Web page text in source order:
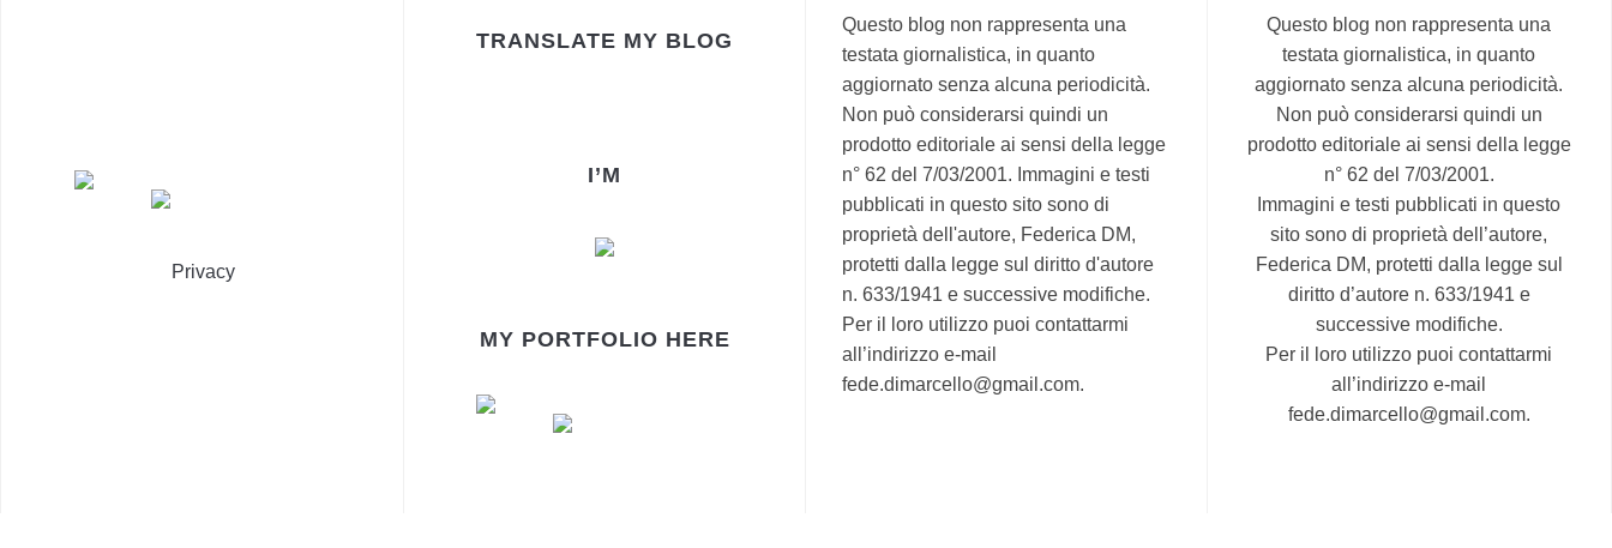
Privacy
TRANSLATE MY BLOG
I’M
MY PORTFOLIO HERE
Questo blog non rappresenta una
testata giornalistica, in quanto
aggiornato senza alcuna periodicità.
Non può considerarsi quindi un
prodotto editoriale ai sensi della legge
n° 62 del 7/03/2001. Immagini e testi
pubblicati in questo sito sono di
proprietà dell'autore, Federica DM,
protetti dalla legge sul diritto d'autore
n. 633/1941 e successive modifiche.
Per il loro utilizzo puoi contattarmi
all’indirizzo e-mail
fede.dimarcello@gmail.com.
Questo blog non rappresenta una
testata giornalistica, in quanto
aggiornato senza alcuna periodicità.
Non può considerarsi quindi un
prodotto editoriale ai sensi della legge
n° 62 del 7/03/2001.
Immagini e testi pubblicati in questo
sito sono di proprietà dell’autore,
Federica DM, protetti dalla legge sul
diritto d’autore n. 633/1941 e
successive modifiche.
Per il loro utilizzo puoi contattarmi
all’indirizzo e-mail
fede.dimarcello@gmail.com.